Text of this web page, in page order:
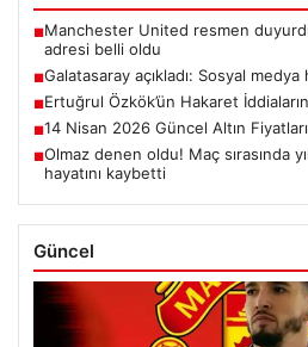
■Manchester United resmen
adresi belli oldu
■Galatasaray açıkladı: Sosyal
■Ertuğrul Özkök’ün Hakaret
■14 Nisan 2026 Güncel Altın
■Olmaz denen oldu! Maç sırasında
hayatını kaybetti
Güncel